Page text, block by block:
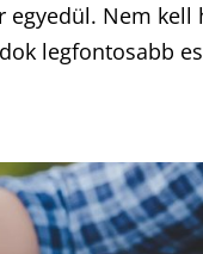
Nem kell
legfontosabb